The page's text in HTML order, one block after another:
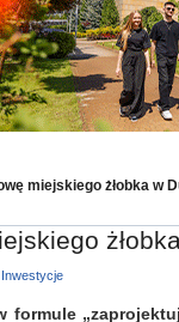
miejskiego żłobka w
Inwestycje
formule